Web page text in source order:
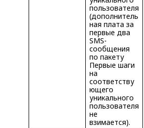
пользователя
(дополнитель
ная плата за
первые два
SMS-
сообщения
по пакету
Первые шаги
на
соответству
ющего
уникального
пользователя
не
взимается).